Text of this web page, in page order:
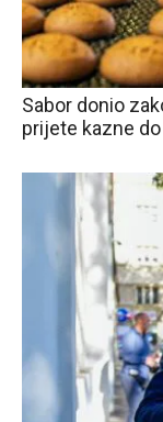
Sabor donio
prijete kazne